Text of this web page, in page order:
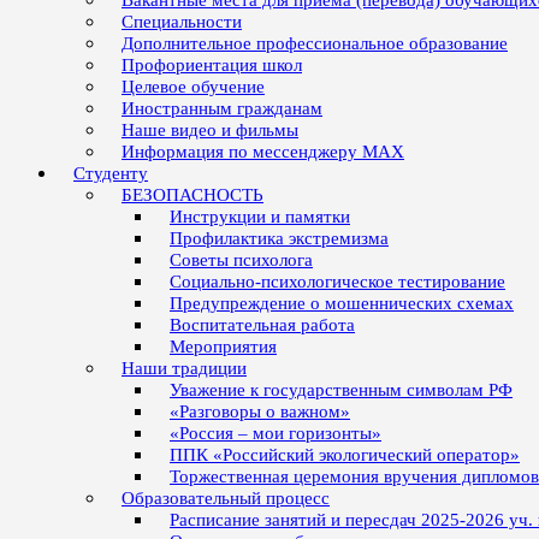
Специальности
Дополнительное профессиональное образование
Профориентация школ
Целевое обучение
Иностранным гражданам
Наше видео и фильмы
Информация по мессенджеру MAX
Студенту
БЕЗОПАСНОСТЬ
Инструкции и памятки
Профилактика экстремизма
Советы психолога
Социально-психологическое тестирование
Предупреждение о мошеннических схемах
Воспитательная работа
Мероприятия
Наши традиции
Уважение к государственным символам РФ
«Разговоры о важном»
«Россия – мои горизонты»
ППК «Российский экологический оператор»
Торжественная церемония вручения
Образовательный процесс
Расписание занятий и пересдач 2025-2026 уч.